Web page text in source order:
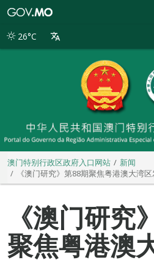
别
26°C
澳门特别行政区政府入口网站
新闻
《澳门研究》第88期聚焦粤港澳大湾
《澳门研究
聚焦粤港澳